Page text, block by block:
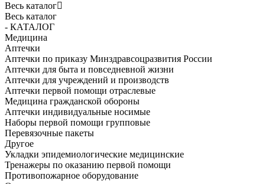
Весь каталог
Весь каталог
- КАТАЛОГ
Медицина
Аптечки
Аптечки по приказу Минздравсоцразвития России
Аптечки для быта и повседневной жизни
Аптечки для учреждений и производств
Аптечки первой помощи отраслевые
Медицина гражданской обороны
Аптечки индивидуальные носимые
Наборы первой помощи групповые
Перевязочные пакеты
Другое
Укладки эпидемиологические медицинские
Тренажеры по оказанию первой помощи
Противопожарное оборудование